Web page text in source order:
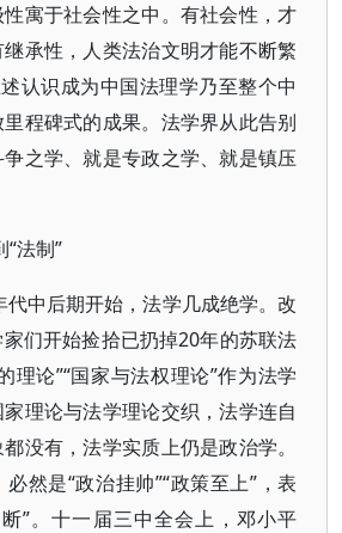
寓于社会性之中。有社会性，才
承性，人类法治文明才能不断繁
认识成为中国法理学乃至整个中
程碑式的成果。法学界从此告别
之学、就是专政之学、就是镇压
“法制”
代中后期开始，法学几成绝学。改
们开始捡拾已扔掉20年的苏联法
理论”“国家与法权理论”作为法学
理论与法学理论交织，法学连自
没有，法学实质上仍是政治学。
然是“政治挂帅”“政策至上”，表
”。十一届三中全会上，邓小平